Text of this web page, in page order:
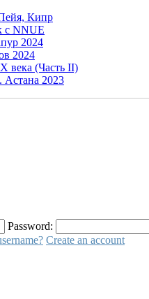
Кипр
с NNUE
2024
2024
века (Часть II)
2023
Password:
Create an account